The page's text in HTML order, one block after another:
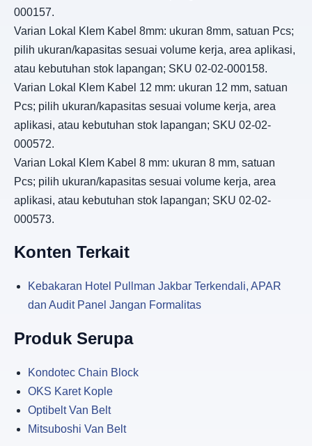
000157.
Varian Lokal Klem Kabel 8mm: ukuran 8mm, satuan Pcs;
pilih ukuran/kapasitas sesuai volume kerja, area aplikasi,
atau kebutuhan stok lapangan; SKU 02-02-000158.
Varian Lokal Klem Kabel 12 mm: ukuran 12 mm, satuan
Pcs; pilih ukuran/kapasitas sesuai volume kerja, area
aplikasi, atau kebutuhan stok lapangan; SKU 02-02-
000572.
Varian Lokal Klem Kabel 8 mm: ukuran 8 mm, satuan
Pcs; pilih ukuran/kapasitas sesuai volume kerja, area
aplikasi, atau kebutuhan stok lapangan; SKU 02-02-
000573.
Konten Terkait
Kebakaran Hotel Pullman Jakbar Terkendali, APAR
dan Audit Panel Jangan Formalitas
Produk Serupa
Kondotec Chain Block
OKS Karet Kople
Optibelt Van Belt
Mitsuboshi Van Belt